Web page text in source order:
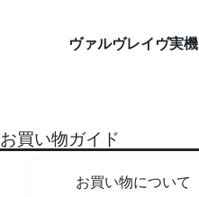
ヴァルヴレイヴ実機
お買い物ガイド
お買い物について